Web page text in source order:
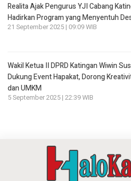
Realita Ajak Pengurus YJI Cabang
Hadirkan Program yang Menyentuh
21 September 2025 | 09:09 WIB
Wakil Ketua II DPRD Katingan Wiwin
Dukung Event Hapakat, Dorong
dan UMKM
5 September 2025 | 22:39 WIB